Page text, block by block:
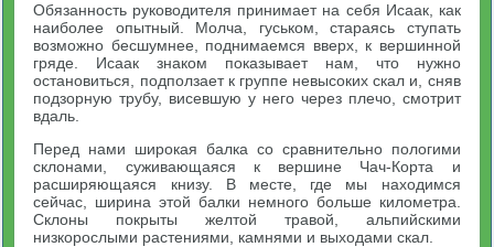
Обязанность руководителя принимает на себя Исаак, как
наиболее опытный. Молча, гуськом, стараясь ступать
возможно бесшумнее, поднимаемся вверх, к вершинной
гряде. Исаак знаком показывает нам, что нужно
остановиться, подползает к группе невысоких скал и, сняв
подзорную трубу, висевшую у него через плечо, смотрит
вдаль.
Перед нами широкая балка со сравнительно пологими
склонами, суживающаяся к вершине Чач-Корта и
расширяющаяся книзу. В месте, где мы находимся
сейчас, ширина этой балки немного больше километра.
Склоны покрыты желтой травой, альпийскими
низкорослыми растениями, камнями и выходами скал.